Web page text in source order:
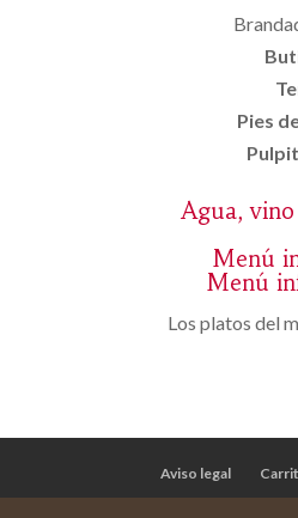
Pies
Agua,
Menú
Menú
Los platos del
Aviso legal